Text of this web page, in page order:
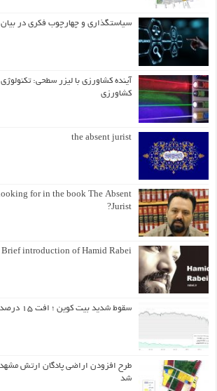
سیاستگذاری و چهارچوب فکری در بیان
آینده کشاورزی با لیزر سطحی:
کشاورزی
the absent jurist
for in the book The Absent
Jurist?
Brief introduction of Hamid Rabei
سقوط شدید بیت کوین ؛ افت ۱۵ درصدی اتریوم و میم‌کوین‌ها
طرح افزودن اراضی پادگان ارتش
شد